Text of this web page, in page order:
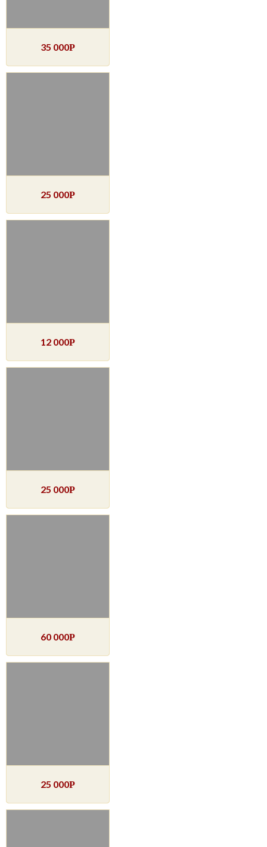
35 000Р
25 000Р
12 000Р
25 000Р
60 000Р
25 000Р